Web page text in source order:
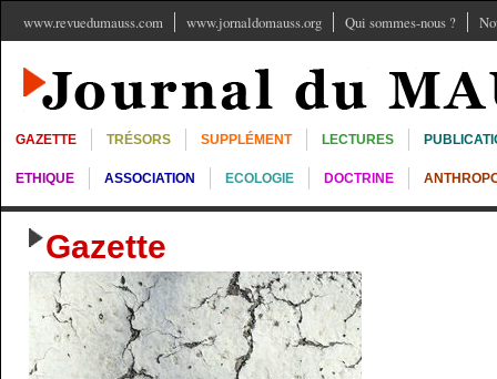
www.revuedumauss.com www.jornaldomauss.org Qui sommes-nous ?
GAZETTE TRÉSORS SUPPLÉMENT LECTURES
ETHIQUE ASSOCIATION ECOLOGIE DOCTRINE
Gazette